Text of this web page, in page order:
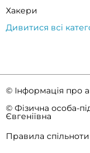
Хакери
Дивитися всі
© Інформація про
© Фізична особа-
Євгеніївна
Правила спільноти